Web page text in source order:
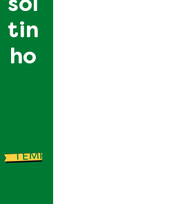
sol
tin
ho
TEMPO